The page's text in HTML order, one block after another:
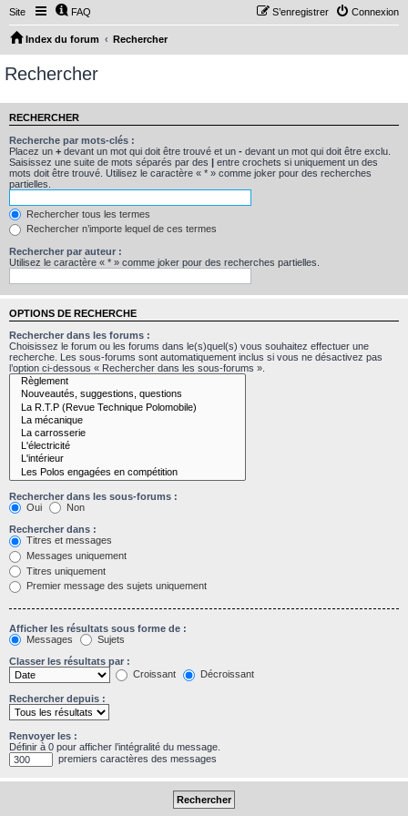
Site FAQ Connexion
S’enregistrer
Index du forum Rechercher
Rechercher
RECHERCHER
Recherche par mots-clés :
Placez un + devant un mot qui doit être trouvé et un - devant un mot qui doit être exclu.
Saisissez une suite de mots séparés par des | entre crochets si uniquement un des
mots doit être trouvé. Utilisez le caractère « * » comme joker pour des recherches
partielles.
Rechercher tous les termes
Rechercher n’importe lequel de ces termes
Rechercher par auteur :
Utilisez le caractère « * » comme joker pour des recherches partielles.
OPTIONS DE RECHERCHE
Rechercher dans les forums :
Choisissez le forum ou les forums dans le(s)quel(s) vous souhaitez effectuer une
recherche. Les sous-forums sont automatiquement inclus si vous ne désactivez pas
l’option ci-dessous « Rechercher dans les sous-forums ».
Rechercher dans les sous-forums :
Oui
Non
Rechercher dans :
Titres et messages
Messages uniquement
Titres uniquement
Premier message des sujets uniquement
Afficher les résultats sous forme de :
Messages
Sujets
Classer les résultats par :
Croissant
Décroissant
Rechercher depuis :
Renvoyer les :
Définir à 0 pour afficher l’intégralité du message.
premiers caractères des messages